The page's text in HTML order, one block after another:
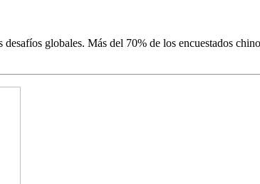
globales. Más del 70% de los encuestados